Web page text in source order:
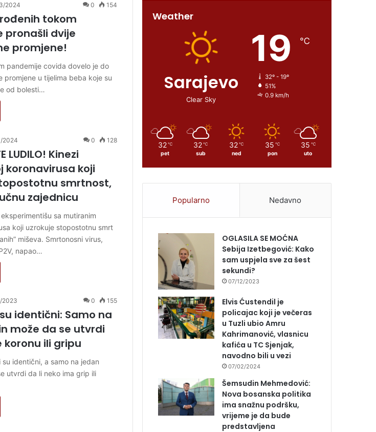
2024 0 154
tokom
pronašli dvije
promjene!
pandemije covida dovelo je do
promjene u tijelima beba koje su
od bolesti…
2024 0 128
LUDILO! Kinezi
koronavirusa koji
smrtnost,
zajednicu
sa mutiranim
koji uzrokuje stopostotnu smrt
miševa. Smrtonosni virus,
napao…
2023 0 155
identični: Samo na
može da se utvrdi
ili gripu
identični, a samo na jedan
utvrdi da li neko ima grip ili
Weather
Sarajevo
Clear Sky
19 ℃
32º - 19º
51%
0.9 km/h
32 ℃
pet
32 ℃
sub
32 ℃
ned
35 ℃
pon
35 ℃
uto
Popularno Nedavno
OGLASILA SE MOĆNA
Sebija Izetbegović: Kako
sam uspjela sve za šest
sekundi?
07/12/2023
Elvis Ćustendil je
policajac koji je večeras
u Tuzli ubio Amru
Kahrimanović, vlasnicu
kafića u TC Sjenjak,
navodno bili u vezi
07/02/2024
Šemsudin Mehmedović:
Nova bosanska politika
ima snažnu podršku,
vrijeme je da bude
predstavljena